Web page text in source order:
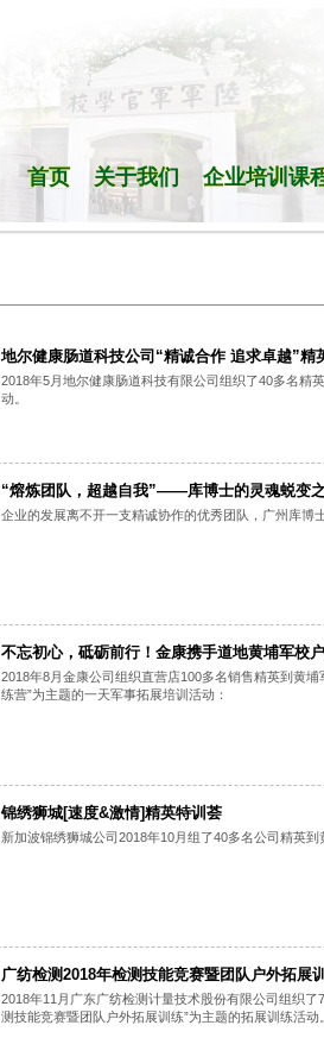
首页 关于我们 企业培训课
地尔健康肠道科技公司“精诚合作 追求卓越”精
2018年5月地尔健康肠道科技有限公司组织了40多名精
动。
“熔炼团队，超越自我”——库博士的灵魂蜕变
企业的发展离不开一支精诚协作的优秀团队，广州库博
不忘初心，砥砺前行！金康携手道地黄埔军校
2018年8月金康公司组织直营店100多名销售精英到黄
练营”为主题的一天军事拓展培训活动：
锦绣狮城[速度&激情]精英特训荟
新加波锦绣狮城公司2018年10月组了40多名公司精英
广纺检测2018年检测技能竞赛暨团队户外拓展
2018年11月广东广纺检测计量技术股份有限公司组织
测技能竞赛暨团队户外拓展训练”为主题的拓展训练活动